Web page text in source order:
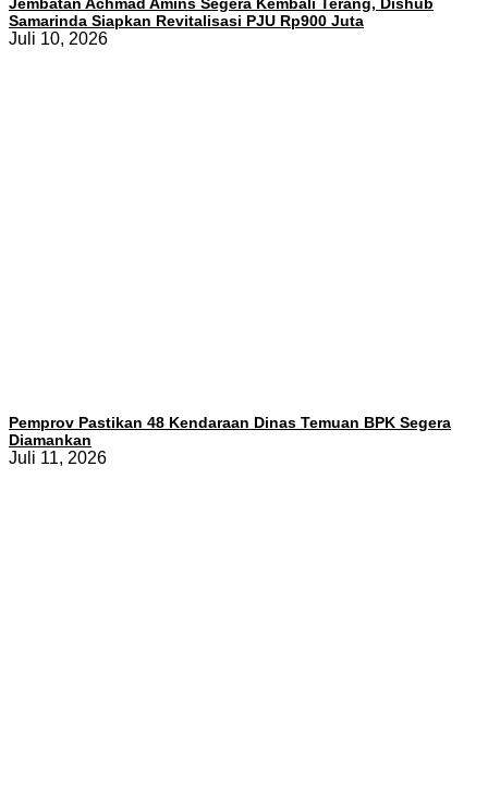
Samarinda Siapkan Revitalisasi PJU Rp900 Juta
Juli 10, 2026
Pemprov Pastikan 48 Kendaraan Dinas Temuan BPK Segera
Diamankan
Juli 11, 2026